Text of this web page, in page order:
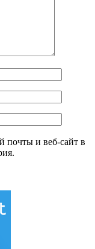
почты и веб-сайт в